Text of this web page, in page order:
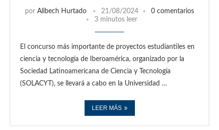
por Alibech Hurtado 21/08/2024
0 comentarios
3 minutos leer
El concurso más importante de proyectos estudiantiles en
ciencia y tecnología de Iberoamérica, organizado por la
Sociedad Latinoamericana de Ciencia y Tecnología
(SOLACYT), se llevará a cabo en la Universidad …
LEER MÁS